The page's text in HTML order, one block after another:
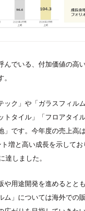
んでいる、付加価値の高
ック」や「ガラスフィル
トタイル」「フロアタイ
」です。今年度の売上高
増と高い成長を示して
達しました。
や用途開発を進めるとと
ム」については海外での